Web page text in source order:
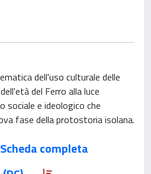
dell'uso culturale delle
del Ferro alla luce
sociale e ideologico che
fase della protostoria isolana.
Scheda completa